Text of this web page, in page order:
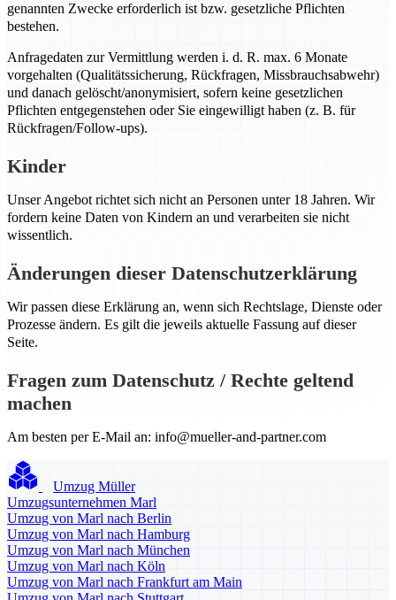
genannten Zwecke erforderlich ist bzw. gesetzliche Pflichten
bestehen.
Anfragedaten zur Vermittlung werden i. d. R. max. 6 Monate
vorgehalten (Qualitätssicherung, Rückfragen, Missbrauchsabwehr)
und danach gelöscht/anonymisiert, sofern keine gesetzlichen
Pflichten entgegenstehen oder Sie eingewilligt haben (z. B. für
Rückfragen/Follow-ups).
Kinder
Unser Angebot richtet sich nicht an Personen unter 18 Jahren. Wir
fordern keine Daten von Kindern an und verarbeiten sie nicht
wissentlich.
Änderungen dieser Datenschutzerklärung
Wir passen diese Erklärung an, wenn sich Rechtslage, Dienste oder
Prozesse ändern. Es gilt die jeweils aktuelle Fassung auf dieser
Seite.
Fragen zum Datenschutz / Rechte geltend
machen
Am besten per E-Mail an: info@mueller-and-partner.com
Umzug Müller
Umzugsunternehmen Marl
Umzug von Marl nach Berlin
Umzug von Marl nach Hamburg
Umzug von Marl nach München
Umzug von Marl nach Köln
Umzug von Marl nach Frankfurt am Main